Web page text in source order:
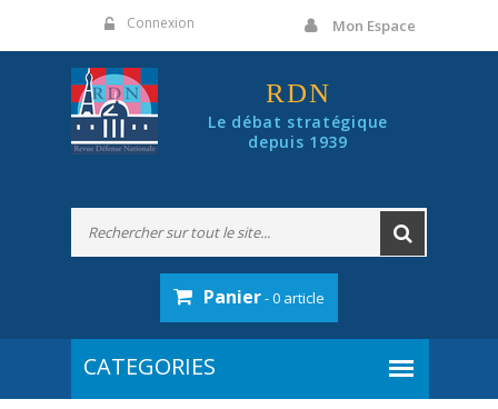
Connexion Mon Espace
RDN
Le débat stratégique
depuis 1939
Panier- 0 article